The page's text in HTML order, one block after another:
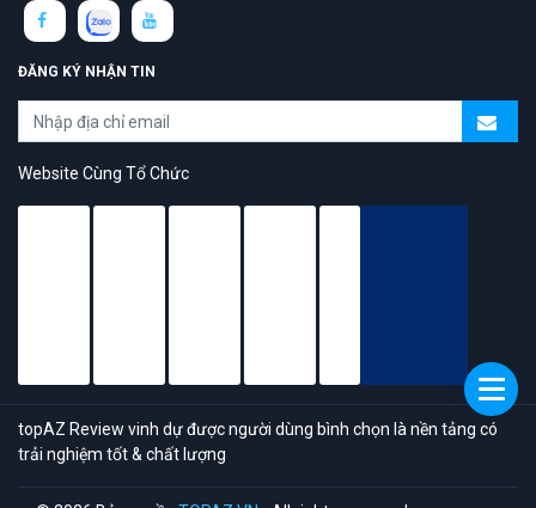
ĐĂNG KÝ NHẬN TIN
Website Cùng Tổ Chức
topAZ Review vinh dự được người dùng bình chọn là nền tảng có
trải nghiệm tốt & chất lượng